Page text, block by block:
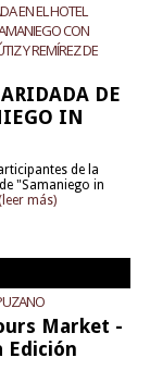
EN EL HOTEL
CON
Y REMÍREZ DE
DE
IN
de la
"Samaniego in
más)
Market -
Edición